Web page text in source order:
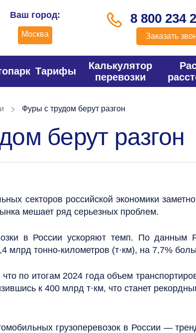
Ваш город:
Москва
8 800 234
Заказать
Тарифы
Калькулятор
перевозки
Фуры с трудом берут разгон
берут разгон
секторов российской экономики
мешает ряд серьезных проблем.
в России ускоряют темп. По данным
млрд тонно-километров (т⋅км), на 7,7%
по итогам 2024 года объем
к 400 млрд т⋅км, что станет
грузоперевозок в России —